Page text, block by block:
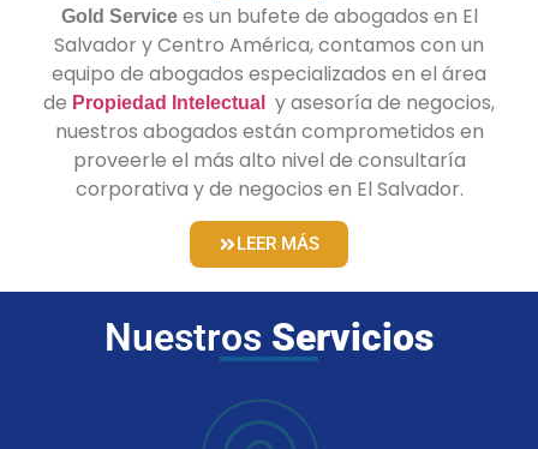
Gold Servicees un bufete de abogados en El
Salvador y Centro América, contamos con un
equipo de abogados especializados en el área
de Propiedad Intelectual
y asesoría de negocios,
nuestros abogados están comprometidos en
proveerle el más alto nivel de consultaría
corporativa y de negocios en El Salvador.
LEER MÁS
Nuestros Servicios